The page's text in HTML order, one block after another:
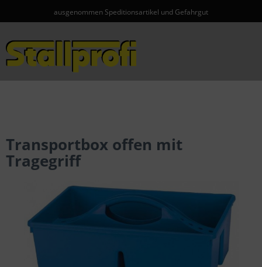
ausgenommen Speditionsartikel und Gefahrgut
Transportbox offen mit
Tragegriff